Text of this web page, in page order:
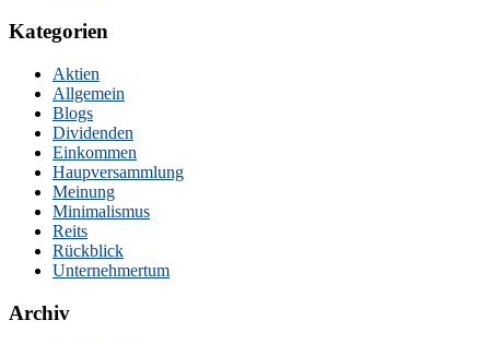
Kategorien
Aktien
Allgemein
Blogs
Dividenden
Einkommen
Haupversammlung
Meinung
Minimalismus
Reits
Rückblick
Unternehmertum
Archiv